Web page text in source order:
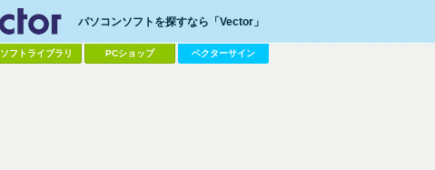
パソコンソフトを探すなら「Vector」
ソフトライブラリ PCショップ ベクターサイン